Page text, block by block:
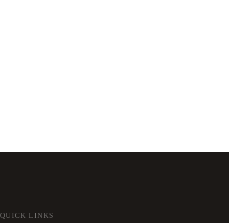
QUICK LINKS